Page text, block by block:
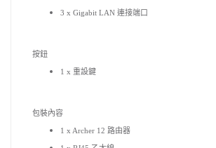
3 x Gigabit LAN 連接端口
按鈕
1 x 重設鍵
包裝內容
1 x Archer 12 路由器